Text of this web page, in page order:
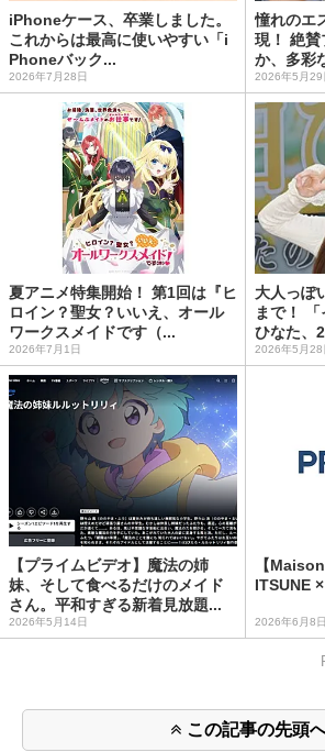
iPhoneケース、卒業しました。
これからは最高に使いやすい「i
Phoneバック...
2026年7月28日
憧れのエ
現！ 絶賛
か、多彩
2026年5月29
夏アニメ特集開始！ 第1回は『ヒ
ロイン？聖女？いいえ、オール
ワークスメイドです（...
2026年7月1日
大人っぽ
まで！
ひなた、
2026年5月28
【プライムビデオ】魔法の姉
妹、そして食べるだけのメイド
さん。平和すぎる新着見放題...
2026年5月14日
【
ITSUNE
2026年6月8日
この記事の先頭